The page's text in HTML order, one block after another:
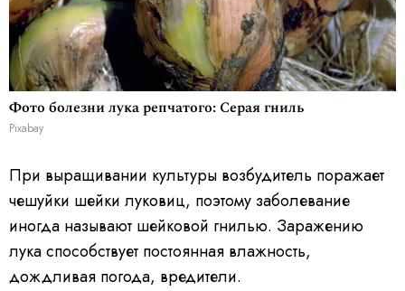
Фото болезни лука репчатого: Серая гниль
Pixabay
При выращивании культуры возбудитель поражает
чешуйки шейки луковиц, поэтому заболевание
иногда называют шейковой гнилью. Заражению
лука способствует постоянная влажность,
дождливая погода, вредители.